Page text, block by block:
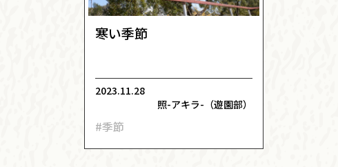
寒い季節
2023.11.28
照-アキラ-（遊園部）
#季節